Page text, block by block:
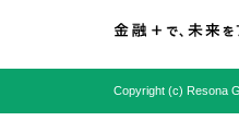
Copyright (c) Resona